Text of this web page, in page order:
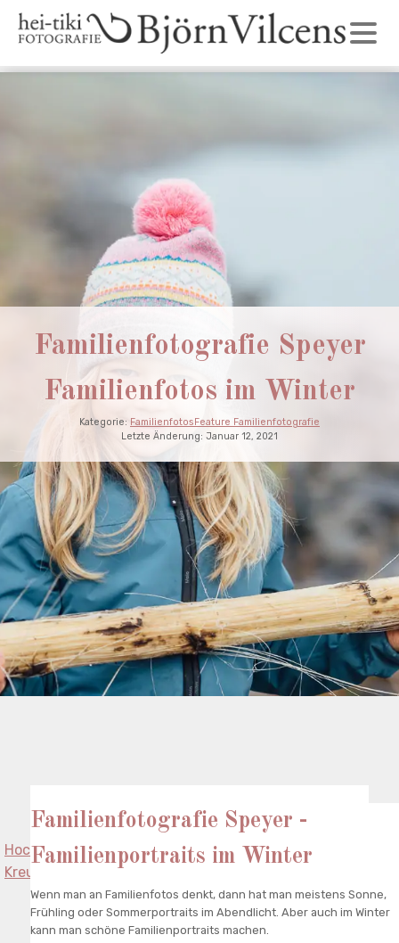
Familienfotografie Speyer
Familienfotos im Winter
Kategorie: FamilienfotosFeature Familienfotografie
Letzte Änderung: Januar 12, 2021
Familienfotografie Speyer -
Familienportraits im Winter
Wenn man an Familienfotos denkt, dann hat man meistens Sonne,
Frühling oder Sommerportraits im Abendlicht. Aber auch im Winter
kann man schöne Familienportraits machen.
Hochzeitsfotograf Burg Rheinstein Polterhochzeit Bad
Kreuznach